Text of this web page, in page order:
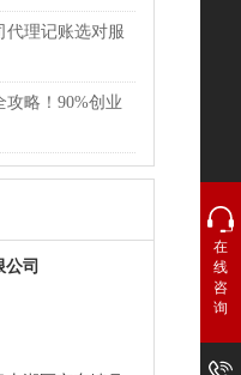
代理记账选对服
攻略！90%创业
司
在
线
咨
询